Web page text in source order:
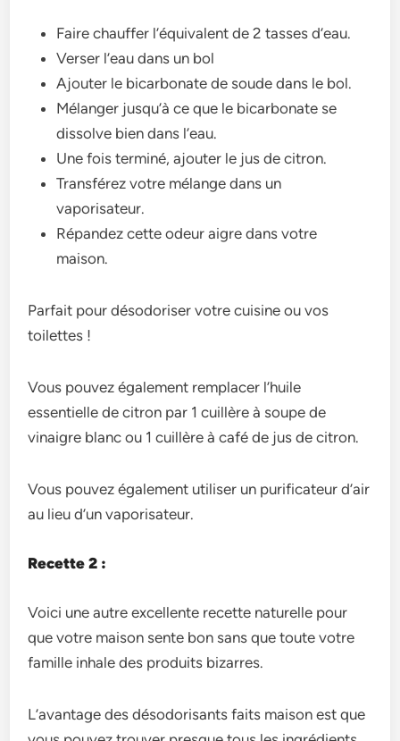
Faire chauffer l’équivalent de 2 tasses d’eau.
Verser l’eau dans un bol
Ajouter le bicarbonate de soude dans le bol.
Mélanger jusqu’à ce que le bicarbonate se
dissolve bien dans l’eau.
Une fois terminé, ajouter le jus de citron.
Transférez votre mélange dans un
vaporisateur.
Répandez cette odeur aigre dans votre
maison.
Parfait pour désodoriser votre cuisine ou vos
toilettes !
Vous pouvez également remplacer l’huile
essentielle de citron par 1 cuillère à soupe de
vinaigre blanc ou 1 cuillère à café de jus de citron.
Vous pouvez également utiliser un purificateur d’air
au lieu d’un vaporisateur.
Recette 2 :
Voici une autre excellente recette naturelle pour
que votre maison sente bon sans que toute votre
famille inhale des produits bizarres.
L’avantage des désodorisants faits maison est que